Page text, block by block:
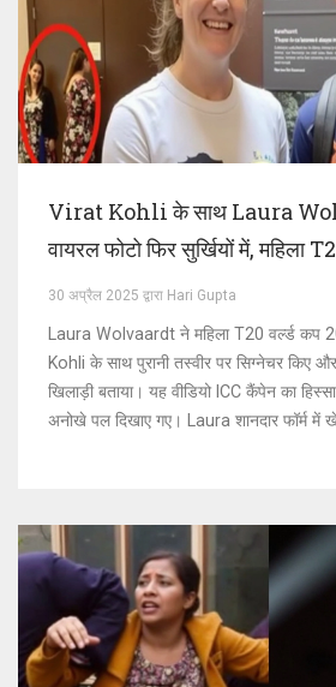
Virat Kohli के साथ Laura
वायरल फोटो फिर सुर्खियों में, महिला
वह मेरे फेवरेट खिलाड़ी हैं
30 अप्रैल 2025 द्वारा Hari Gupta
Laura Wolvaardt ने महिला T20 वर्ल्ड कप
Kohli के साथ पुरानी तस्वीर पर सिग्नेचर किए
खिलाड़ी बताया। यह वीडियो ICC कैंपेन का
अनोखे पल दिखाए गए। Laura शानदार फॉर्म में